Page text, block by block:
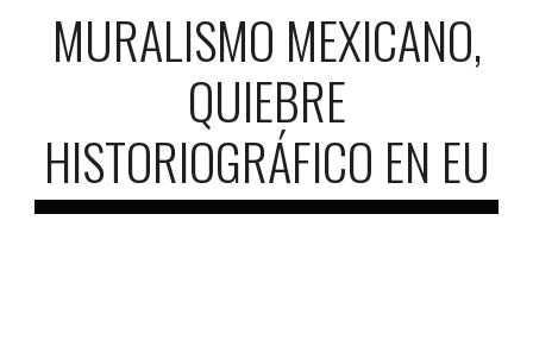
MURALISMO MEXICANO,
QUIEBRE
HISTORIOGRÁFICO EN EU